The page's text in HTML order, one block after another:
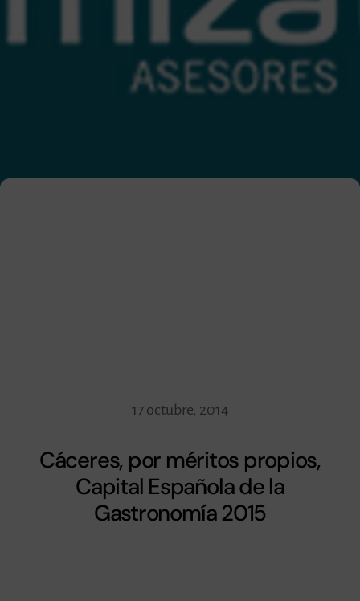
17 octubre, 2014
Cáceres, por méritos propios,
Capital Española de la
Gastronomía 2015